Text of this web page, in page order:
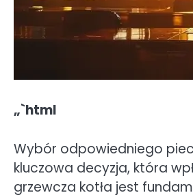
„`html
Wybór odpowiedniego
kluczowa decyzja, która
grzewcza kotła jest